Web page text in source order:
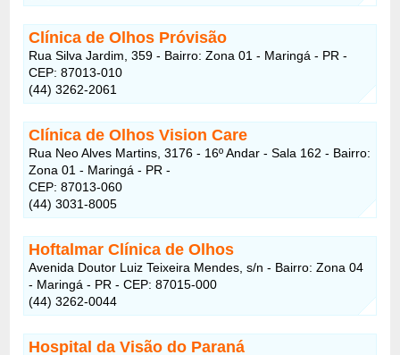
Clínica de Olhos Próvisão
Rua Silva Jardim, 359 - Bairro: Zona 01 - Maringá - PR -
CEP: 87013-010
(44) 3262-2061
Clínica de Olhos Vision Care
Rua Neo Alves Martins, 3176 - 16º Andar - Sala 162 - Bairro:
Zona 01 - Maringá - PR -
CEP: 87013-060
(44) 3031-8005
Hoftalmar Clínica de Olhos
Avenida Doutor Luiz Teixeira Mendes, s/n - Bairro: Zona 04
- Maringá - PR - CEP: 87015-000
(44) 3262-0044
Hospital da Visão do Paraná